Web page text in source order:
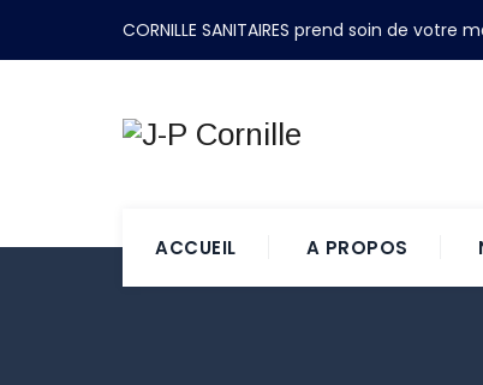
CORNILLE SANITAIRES prend soin de votre
ACCUEIL A PROPOS